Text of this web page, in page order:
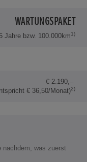
WARTUNGSPAKET
Jahre bzw. 100.000km1)
€ 2.190,–
€ 36,50/Monat)2)
nachdem, was zuerst